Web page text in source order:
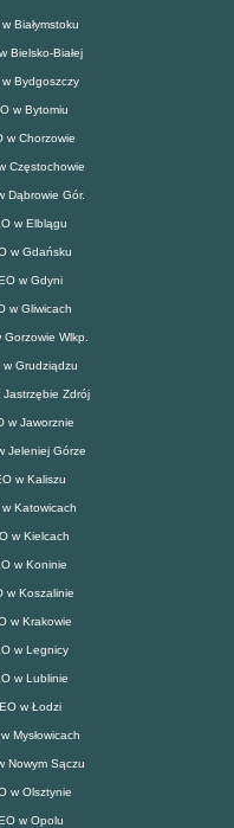
Białymstoku
Bielsko-Białej
Bydgoszczy
w Bytomiu
w Chorzowie
Częstochowie
Dąbrowie Gór.
w Elblągu
w Gdańsku
w Gdyni
w Gliwicach
Wlkp.
Grudziądzu
Zdrój
w Jaworznie
Jeleniej Górze
w Kaliszu
Katowicach
w Kielcach
w Koninie
w Koszalinie
w Krakowie
w Legnicy
w Lublinie
w Łodzi
Mysłowicach
Nowym Sączu
w Olsztynie
w Opolu